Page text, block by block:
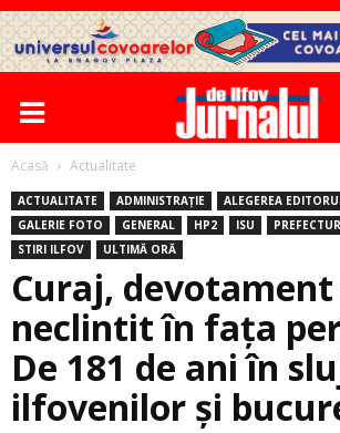
Acasă Actualitate
ACTUALITATE ADMINISTRAȚIE ALEGEREA
GALERIE FOTO
GENERAL HP2 ISU
STIRI ILFOV
ULTIMĂ ORĂ
Curaj, devotament
neclintit în fața
De 181 de ani în
ilfovenilor şi